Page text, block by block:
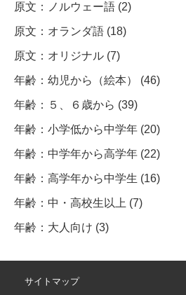
原文：ノルウェー語 (2)
原文：オランダ語 (18)
原文：オリジナル (7)
年齢：幼児から（絵本） (46)
年齢：５、６歳から (39)
年齢：小学低から中学年 (20)
年齢：中学年から高学年 (22)
年齢：高学年から中学生 (16)
年齢：中・高校生以上 (7)
年齢：大人向け (3)
サイトマップ